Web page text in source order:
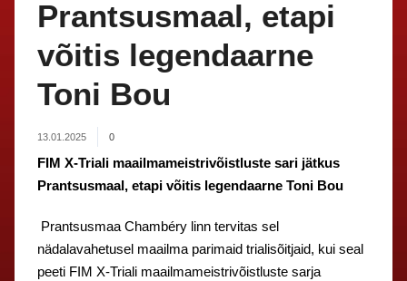
Prantsusmaal, etapi
võitis legendaarne
Toni Bou
13.01.2025 0
FIM X-Triali maailmameistrivõistluste sari jätkus
Prantsusmaal, etapi võitis legendaarne Toni Bou
Prantsusmaa Chambéry linn tervitas sel
nädalavahetusel maailma parimaid trialisõitjaid, kui seal
peeti FIM X-Triali maailmameistrivõistluste sarja